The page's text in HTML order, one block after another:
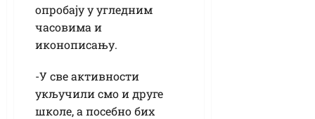
опробају у угледним
часовима и
иконописању.
-У све активности
укључили смо и друге
школе, а посебно бих